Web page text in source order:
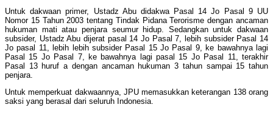
Untuk dakwaan primer, Ustadz Abu didakwa Pasal 14 Jo Pasal 9 UU
Nomor 15 Tahun 2003 tentang Tindak Pidana Terorisme dengan ancaman
hukuman mati atau penjara seumur hidup. Sedangkan untuk dakwaan
subsider, Ustadz Abu dijerat pasal 14 Jo Pasal 7, lebih subsider Pasal 14
Jo pasal 11, lebih lebih subsider Pasal 15 Jo Pasal 9, ke bawahnya lagi
Pasal 15 Jo Pasal 7, ke bawahnya lagi pasal 15 Jo Pasal 11, terakhir
Pasal 13 huruf a dengan ancaman hukuman 3 tahun sampai 15 tahun
penjara.
Untuk memperkuat dakwaannya, JPU memasukkan keterangan 138 orang
saksi yang berasal dari seluruh Indonesia.